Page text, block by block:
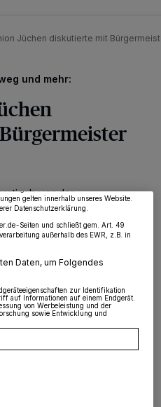
Jüchen diskutierte mit
und mehr:
vor der
Union der CDU
In geselliger Runde
Gäste über zahlreiche
austauschen – und
besonderen Gast:
war der Einladung gerne
der Anwesenden.
Minute Lesezeit
greifen auf personenbezogene Daten
auf Ihrem Gerät zu. Durch Auswahl
für die unter „Wir und unsere
bereitzustellen“ aufgeführten
manche Inhalte und Anzeigen
oder Ablehnen am unteren
gelten innerhalb unseres Website.
Datenschutzerklärung.
Seiten und schließt gem. Art. 49
außerhalb des EWR, z.B. in
Daten, um Folgendes
zur Identifikation
auf Informationen auf einem Endgerät.
von Werbeleistung und der
sowie Entwicklung und